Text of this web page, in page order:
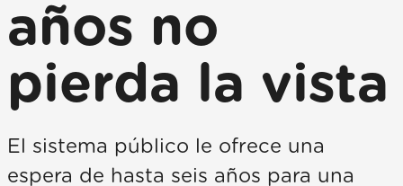
años no
pierda la vista
El sistema público le ofrece una
espera de hasta seis años para una